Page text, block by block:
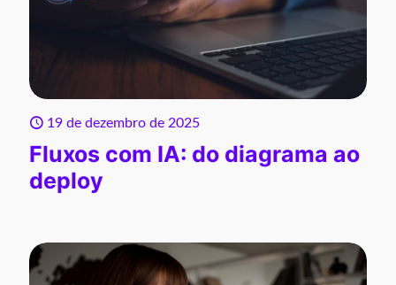
19 de dezembro de 2025
Fluxos com IA: do diagrama ao
deploy